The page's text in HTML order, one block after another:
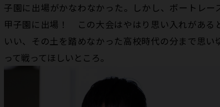
子園に出場がかなわなかった。しかし、ボートレー
甲子園に出場！ この大会はやはり思い入れがある
いい、その土を踏めなかった高校時代の分まで思い
って戦ってほしいところ。